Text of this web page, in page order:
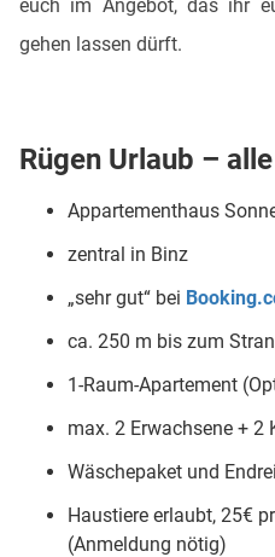
euch im Angebot, das ihr
gehen lassen dürft.
Rügen Urlaub –
Appartementhaus
zentral in Binz
„sehr gut“ bei
ca. 250 m bis zum
1-Raum-Apartement
max. 2 Erwachsene + 2
Wäschepaket und
Haustiere erlaubt, 25€
(Anmeldung nötig)